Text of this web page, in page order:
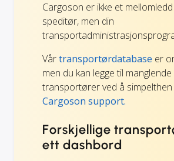
Cargoson er ikke et
speditør, men din
Vårtransportørdatabase er
men du kan legge til manglende
transportører ved å
Cargoson support.
Forskjellige
ett dashbord